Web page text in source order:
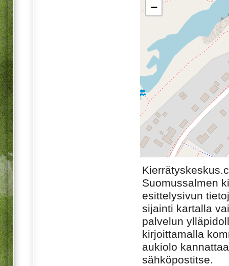
−
Suomussalmen
esittelysivun
sijainti kartalla
palvelun
kirjoittamalla
aukiolo
sähköpostitse.